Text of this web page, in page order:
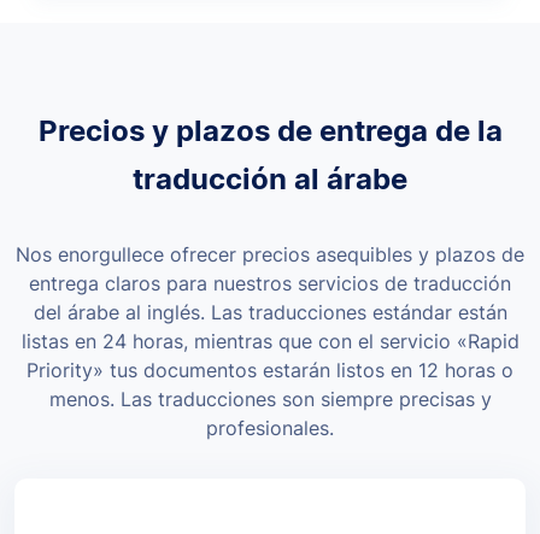
Precios y plazos de entrega de la
traducción al árabe
Nos enorgullece ofrecer precios asequibles y plazos de
entrega claros para nuestros servicios de traducción
del árabe al inglés. Las traducciones estándar están
listas en 24 horas, mientras que con el servicio «Rapid
Priority» tus documentos estarán listos en 12 horas o
menos. Las traducciones son siempre precisas y
profesionales.